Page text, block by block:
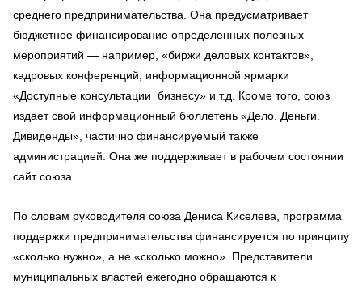
среднего предпринимательства. Она предусматривает
бюджетное финансирование определенных полезных
мероприятий — например, «биржи деловых контактов»,
кадровых конференций, информационной ярмарки
«Доступные консультации бизнесу» и т.д. Кроме того, союз
издает свой информационный бюллетень «Дело. Деньги.
Дивиденды», частично финансируемый также
администрацией. Она же поддерживает в рабочем состоянии
сайт союза.
По словам руководителя союза Дениса Киселева, программа
поддержки предпринимательства финансируется по принципу
«сколько нужно», а не «сколько можно». Представители
муниципальных властей ежегодно обращаются к